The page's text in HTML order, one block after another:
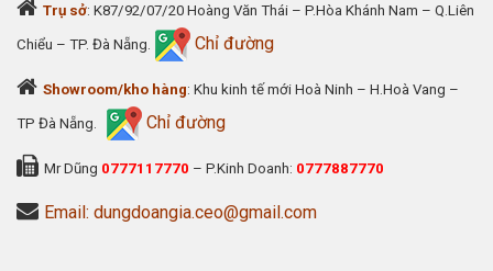
Trụ sở: K87/92/07/20 Hoàng Văn Thái – P.Hòa Khánh Nam – Q.Liên
Chiểu – TP. Đà Nẵng. Chỉ đường
Showroom/kho hàng: Khu kinh tế mới Hoà Ninh – H.Hoà Vang –
TP Đà Nẵng. Chỉ đường
Mr Dũng 0777117770 – P.Kinh Doanh: 0777887770
Email: dungdoangia.ceo@gmail.com